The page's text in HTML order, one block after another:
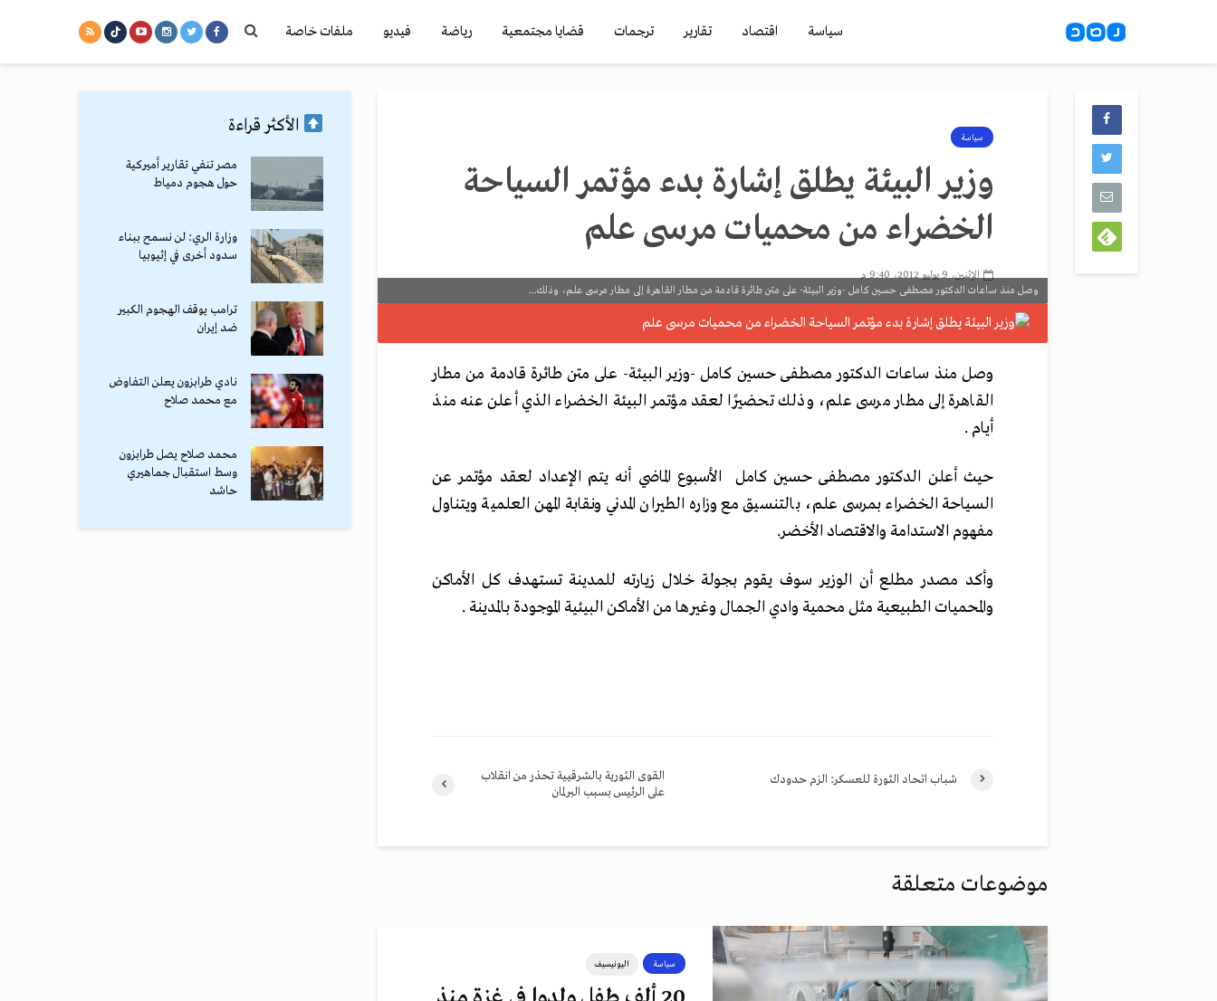
سياسة اقتصاد تقارير ترجمات قضايا مجتمعية رياضة فيديو ملفات خاصة
سياسة
وزير البيئة يطلق إشارة بدء مؤتمر السياحة
الخضراء من محميات مرسى علم
الإثنين، 9 يوليو 2012، 9:40 م
وصل منذ ساعات الدكتور مصطفى حسين كامل -وزير البيئة- على متن طائرة قادمة من مطار القاهرة إلى مطار مرسى علم، وذلك...
وصل منذ ساعات الدكتور مصطفى حسين كامل -وزير البيئة- على متن طائرة قادمة من مطار
القاهرة إلى مطار مرسى علم، وذلك تحضيرًا لعقد مؤتمر البيئة الخضراء الذي أعلن عنه منذ
أيام .
حيث أعلن الدكتور مصطفى حسين كامل الأسبوع الماضي أنه يتم الإعداد لعقد مؤتمر عن
السياحة الخضراء بمرسى علم، بالتنسيق مع وزاره الطيران المدني ونقابة المهن العلمية ويتناول
مفهوم الاستدامة والاقتصاد الأخضر.
وأكد مصدر مطلع أن الوزير سوف يقوم بجولة خلال زيارته للمدينة تستهدف كل الأماكن
والمحميات الطبيعية مثل محمية وادي الجمال وغيرها من الأماكن البيئية الموجودة بالمدينة .
القوى الثورية بالشرقيية تحذر من انقلاب
على الرئيس بسبب البرلمان
شباب اتحاد الثورة للعسكر: الزم حدودك
موضوعات متعلقة
سياسة اليونيسيف
الأكثر قراءة
مصر تنفي تقارير أميركية
حول هجوم دمياط
وزارة الري: لن نسمح ببناء
سدود أخرى في إثيوبيا
ترامب يوقف الهجوم الكبير
ضد إيران
نادي طرابزون يعلن التفاوض
مع محمد صلاح
محمد صلاح يصل طرابزون
وسط استقبال جماهيري
حاشد